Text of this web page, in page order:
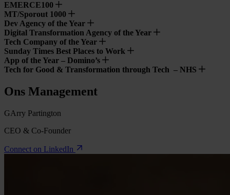
EMERCE100
MT/Sporout 1000
Dev Agency of the Year
Digital Transformation Agency of the Year
Tech Company of the Year
Sunday Times Best Places to Work
App of the Year – Domino’s
Tech for Good & Transformation through Tech – NHS
Ons Management
GArry Partington
CEO & Co-Founder
Connect on LinkedIn